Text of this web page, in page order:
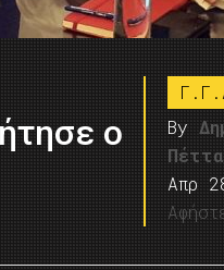
ο
By
Απρ